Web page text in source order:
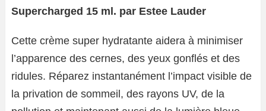
Supercharged 15 ml. par Estee Lauder
Cette crème super hydratante aidera à minimiser
l’apparence des cernes, des yeux gonflés et des
ridules. Réparez instantanément l’impact visible de
la privation de sommeil, des rayons UV, de la